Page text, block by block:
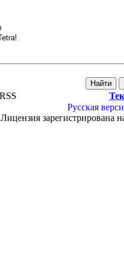
Русская
Лицензия зарегистрирована